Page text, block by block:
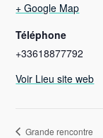
+ Google Map
Téléphone
+33618877792
Voir Lieu site web
Grande rencontre